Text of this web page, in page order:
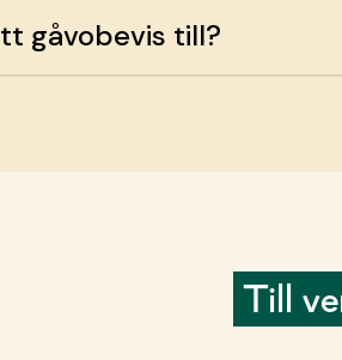
gåvobevis till?
Till